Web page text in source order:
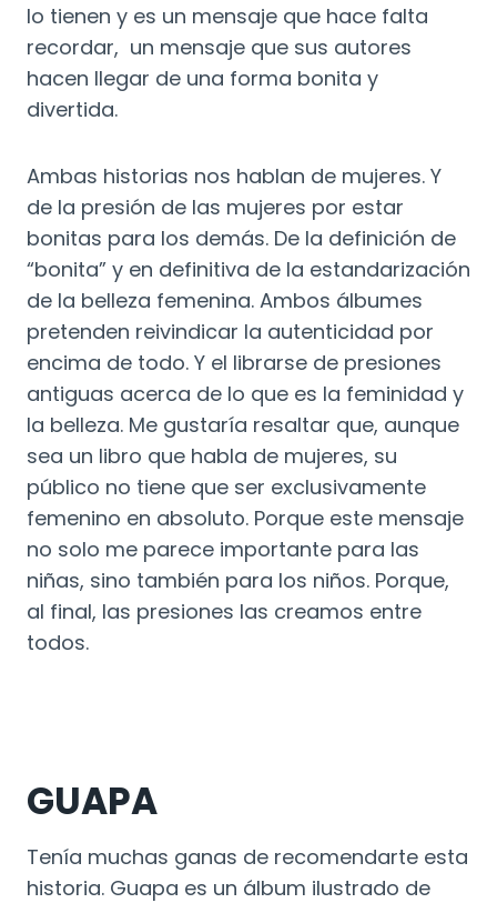
lo tienen y es un mensaje que hace falta
recordar, un mensaje que sus autores
hacen llegar de una forma bonita y
divertida.
Ambas historias nos hablan de mujeres. Y
de la presión de las mujeres por estar
bonitas para los demás. De la definición de
“bonita” y en definitiva de la estandarización
de la belleza femenina. Ambos álbumes
pretenden reivindicar la autenticidad por
encima de todo. Y el librarse de presiones
antiguas acerca de lo que es la feminidad y
la belleza. Me gustaría resaltar que, aunque
sea un libro que habla de mujeres, su
público no tiene que ser exclusivamente
femenino en absoluto. Porque este mensaje
no solo me parece importante para las
niñas, sino también para los niños. Porque,
al final, las presiones las creamos entre
todos.
GUAPA
Tenía muchas ganas de recomendarte esta
historia. Guapa es un álbum ilustrado de